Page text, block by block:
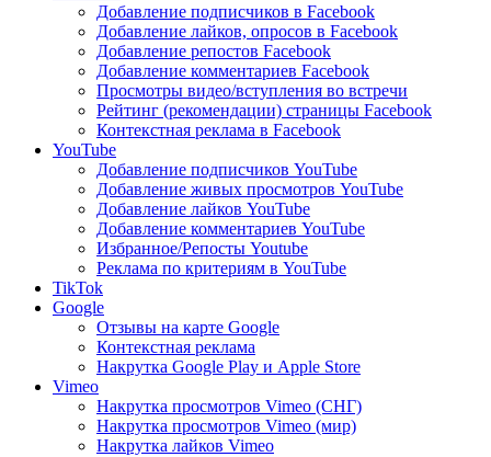
Добавление подписчиков в Facebook
Добавление лайков, опросов в Facebook
Добавление репостов Facebook
Добавление комментариев Facebook
Просмотры видео/вступления во встречи
Рейтинг (рекомендации) страницы Facebook
Контекстная реклама в Facebook
YouTube
Добавление подписчиков YouTube
Добавление живых просмотров YouTube
Добавление лайков YouTube
Добавление комментариев YouTube
Избранное/Репосты Youtube
Реклама по критериям в YouTube
TikTok
Google
Отзывы на карте Google
Контекстная реклама
Накрутка Google Play и Apple Store
Vimeo
Накрутка просмотров Vimeo (СНГ)
Накрутка просмотров Vimeo (мир)
Накрутка лайков Vimeo